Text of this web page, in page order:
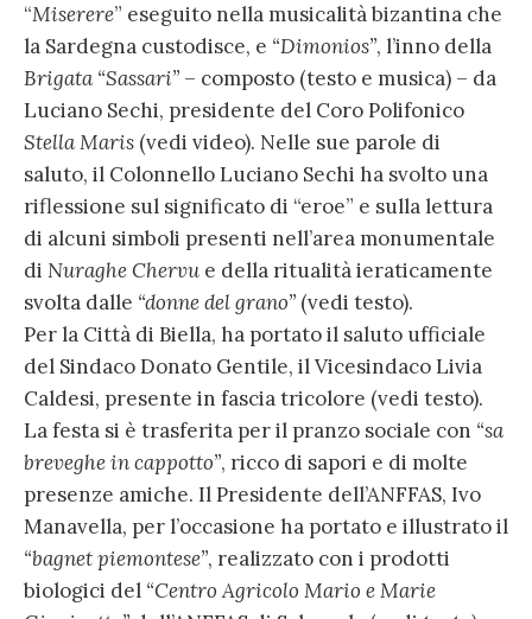
“Miserere” eseguito nella musicalità bizantina che
la Sardegna custodisce, e “Dimonios”, l’inno della
Brigata “Sassari” – composto (testo e musica) – da
Luciano Sechi, presidente del Coro Polifonico
Stella Maris (vedi video). Nelle sue parole di
saluto, il Colonnello Luciano Sechi ha svolto una
riflessione sul significato di “eroe” e sulla lettura
di alcuni simboli presenti nell’area monumentale
di Nuraghe Chervu e della ritualità ieraticamente
svolta dalle “donne del grano” (vedi testo).
Per la Città di Biella, ha portato il saluto ufficiale
del Sindaco Donato Gentile, il Vicesindaco Livia
Caldesi, presente in fascia tricolore (vedi testo).
La festa si è trasferita per il pranzo sociale con “sa
breveghe in cappotto”, ricco di sapori e di molte
presenze amiche. Il Presidente dell’ANFFAS, Ivo
Manavella, per l’occasione ha portato e illustrato il
“bagnet piemontese”, realizzato con i prodotti
biologici del “Centro Agricolo Mario e Marie